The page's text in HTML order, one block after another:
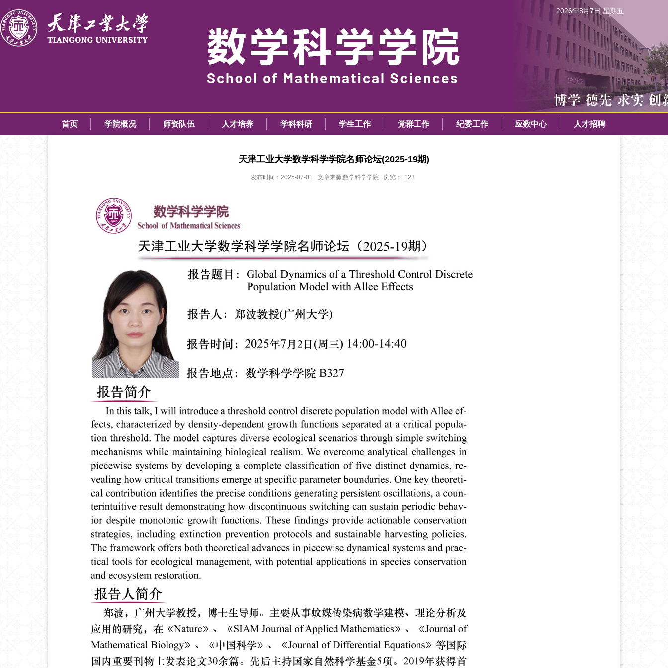
2026年8月7日 星期五
首页 学院概况 师资队伍 人才培养 学科科研 学生工作 党群工作 纪委工作 应数中心 人才招聘
天津工业大学数学科学学院名师论坛(2025-19期)
发布时间：2025-07-01 文章来源:数学科学学院 浏览： 123